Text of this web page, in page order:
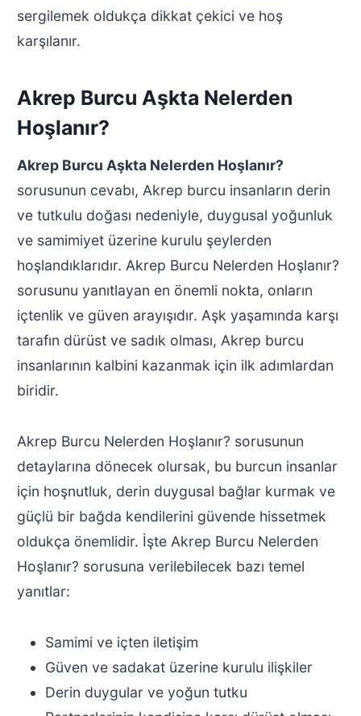
sergilemek oldukça dikkat çekici ve hoş
karşılanır.
Akrep Burcu Aşkta Nelerden
Hoşlanır?
Akrep Burcu Aşkta Nelerden Hoşlanır?
sorusunun cevabı, Akrep burcu insanların derin
ve tutkulu doğası nedeniyle, duygusal yoğunluk
ve samimiyet üzerine kurulu şeylerden
hoşlandıklarıdır. Akrep Burcu Nelerden Hoşlanır?
sorusunu yanıtlayan en önemli nokta, onların
içtenlik ve güven arayışıdır. Aşk yaşamında karşı
tarafın dürüst ve sadık olması, Akrep burcu
insanlarının kalbini kazanmak için ilk adımlardan
biridir.
Akrep Burcu Nelerden Hoşlanır? sorusunun
detaylarına dönecek olursak, bu burcun insanlar
için hoşnutluk, derin duygusal bağlar kurmak ve
güçlü bir bağda kendilerini güvende hissetmek
oldukça önemlidir. İşte Akrep Burcu Nelerden
Hoşlanır? sorusuna verilebilecek bazı temel
yanıtlar:
Samimi ve içten iletişim
Güven ve sadakat üzerine kurulu ilişkiler
Derin duygular ve yoğun tutku